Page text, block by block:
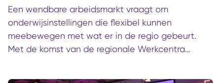
Een wendbare arbeidsmarkt vraagt om
onderwijsinstellingen die flexibel kunnen
meebewegen met wat er in de regio gebeurt.
Met de komst van de regionale Werkcentra